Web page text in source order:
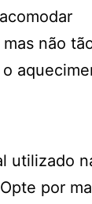
não
utilizado
por